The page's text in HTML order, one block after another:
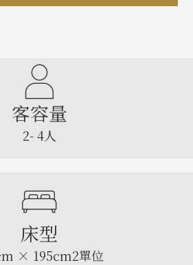
客容量
2- 4人
床型
× 195cm2單位